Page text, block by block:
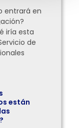
entrará en
iría esta
de
están